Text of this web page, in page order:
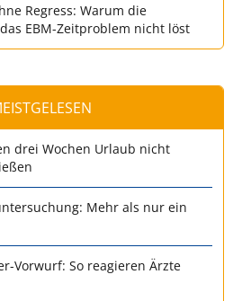
Regress: Warum die
EBM-Zeitproblem nicht löst
drei Wochen Urlaub nicht
Mehr als nur ein
Vorwurf: So reagieren Ärzte